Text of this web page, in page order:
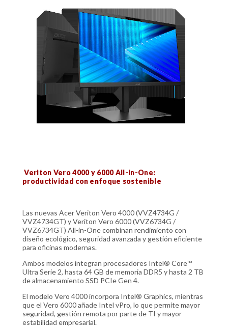
Veriton Vero 4000 y 6000 All-in-One:
productividad con enfoque sostenible
Las nuevas Acer Veriton Vero 4000 (VVZ4734G /
VVZ4734GT) y Veriton Vero 6000 (VVZ6734G /
VVZ6734GT) All-in-One combinan rendimiento con
diseño ecológico, seguridad avanzada y gestión eficiente
para oficinas modernas.
Ambos modelos integran procesadores Intel® Core™
Ultra Serie 2, hasta 64 GB de memoria DDR5 y hasta 2 TB
de almacenamiento SSD PCIe Gen 4.
El modelo Vero 4000 incorpora Intel® Graphics, mientras
que el Vero 6000 añade Intel vPro, lo que permite mayor
seguridad, gestión remota por parte de TI y mayor
estabilidad empresarial.